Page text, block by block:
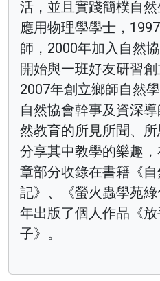
活，並且實踐簡樸自
應用物理學學士，
師，2000年加入自然
開始與一班好友研習
2007年創立鄉師自然
自然協會幹事及資深
然教育的所見所聞、
分享其中教學的樂趣
章部分收錄在書籍《
記》、《螢火蟲學苑
年出版了個人作品《
子》。